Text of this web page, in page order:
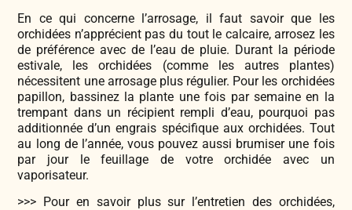
En ce qui concerne l’arrosage, il faut savoir que les
orchidées n’apprécient pas du tout le calcaire, arrosez les
de préférence avec de l’eau de pluie. Durant la période
estivale, les orchidées (comme les autres plantes)
nécessitent une arrosage plus régulier. Pour les orchidées
papillon, bassinez la plante une fois par semaine en la
trempant dans un récipient rempli d’eau, pourquoi pas
additionnée d’un engrais spécifique aux orchidées. Tout
au long de l’année, vous pouvez aussi brumiser une fois
par jour le feuillage de votre orchidée avec un
vaporisateur.
>>> Pour en savoir plus sur l’entretien des orchidées,